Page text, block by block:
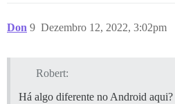
Don Dezembro 12, 2022, 3:02pm
9
Robert:
Há algo diferente no Android aqui?